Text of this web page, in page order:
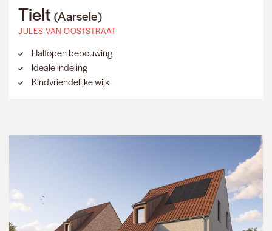
Tielt (Aarsele)
JULES VAN OOSTSTRAAT
Halfopen bebouwing
Ideale indeling
Kindvriendelijke wijk